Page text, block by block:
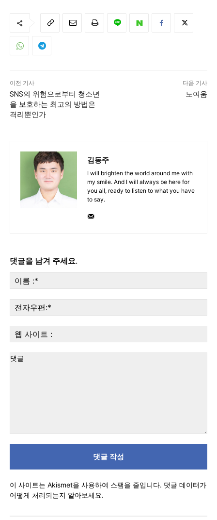
이전 기사
SNS의 위험으로부터 청소년
을 보호하는 최고의 방법은
격리뿐인가
다음 기사
노여움
김동주
I will brighten the world around me with
my smile. And I will always be here for
you all, ready to listen to what you have
to say.
댓글을 남겨 주세요.
름
:*
자
우
사
이
이 사이트는 Akismet을 사용하여 스팸을 줄입니다. 댓글 데이터가
어떻게 처리되는지 알아보세요.